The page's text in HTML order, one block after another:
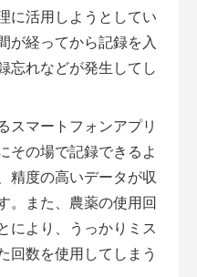
に活用しようとしてい
が経ってから記録を入
忘れなどが発生してし
スマートフォンアプリ
その場で記録できるよ
精度の高いデータが収
。また、農薬の使用回
により、うっかりミス
回数を使用してしまう